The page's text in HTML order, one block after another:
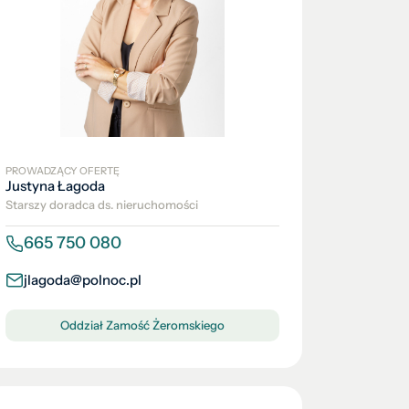
PROWADZĄCY OFERTĘ
Justyna Łagoda
Starszy doradca ds. nieruchomości
665 750 080
jlagoda@polnoc.pl
Oddział Zamość Żeromskiego